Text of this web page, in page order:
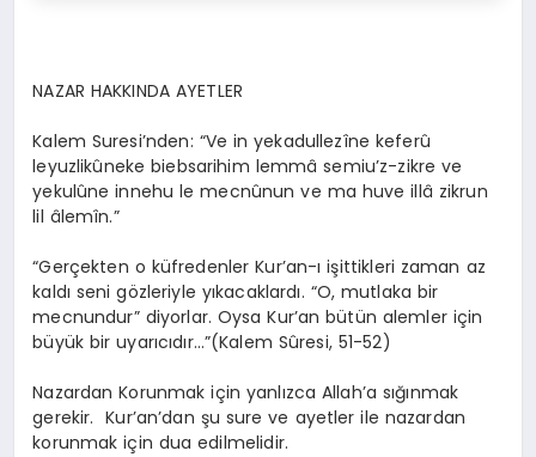
NAZAR HAKKINDA AYETLER
Kalem Suresi’nden: “Ve in yekadullezîne keferû
leyuzlikûneke biebsarihim lemmâ semiu’z-zikre ve
yekulûne innehu le mecnûnun ve ma huve illâ zikrun
lil âlemîn.”
“Gerçekten o küfredenler Kur’an-ı işittikleri zaman az
kaldı seni gözleriyle yıkacaklardı. “O, mutlaka bir
mecnundur” diyorlar. Oysa Kur’an bütün alemler için
büyük bir uyarıcıdır…”(Kalem Sûresi, 51-52)
Nazardan Korunmak için yanlızca Allah’a sığınmak
gerekir. Kur’an’dan şu sure ve ayetler ile nazardan
korunmak için dua edilmelidir.